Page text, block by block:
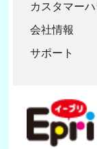
カスタマー
会社情報
サポート